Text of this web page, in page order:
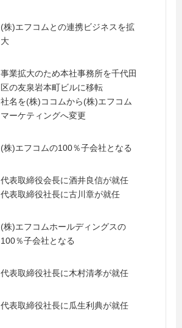
(株)エフコムとの連携ビジネスを拡
大
事業拡大のため本社事務所を千代田
区の友泉岩本町ビルに移転
社名を(株)ココムから(株)エフコム
マーケティングへ変更
(株)エフコムの100％子会社となる
代表取締役会長に酒井良信が就任
代表取締役社長に古川章が就任
(株)エフコムホールディングスの
100％子会社となる
代表取締役社長に木村清孝が就任
代表取締役社長に瓜生利典が就任